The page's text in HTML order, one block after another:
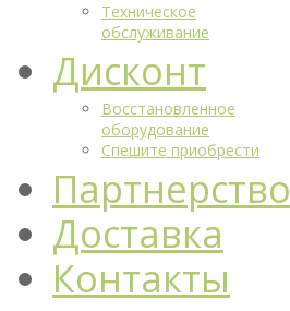
Техническое
обслуживание
Дисконт
Восстановленное
оборудование
Спешите приобрести
Партнерство
Доставка
Контакты